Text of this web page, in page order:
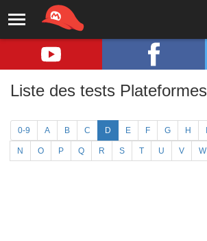
Liste des tests Plateformes
0-9 A B C D E F G H
N O P Q R S T U V W